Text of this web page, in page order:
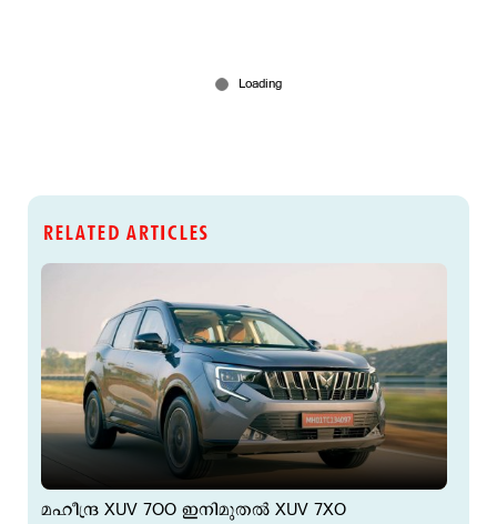
RELATED ARTICLES
മഹീന്ദ്ര XUV 7OO ഇനിമുതല്‍ XUV 7XO